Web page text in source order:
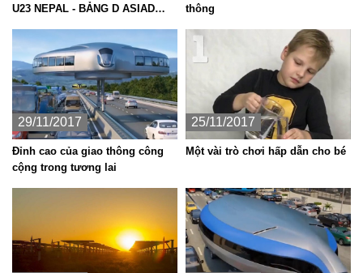
U23 NEPAL - BẢNG D ASIAD
thông
29/11/2017
Đỉnh cao của giao thông công
cộng trong tương lai
25/11/2017
Một vài trò chơi hấp dẫn cho bé